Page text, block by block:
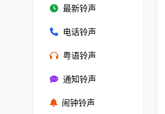
最新铃声
电话铃声
粤语铃声
通知铃声
闹钟铃声